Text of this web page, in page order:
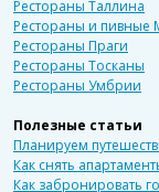
Рестораны Таллина
Рестораны и пивные
Рестораны Праги
Рестораны Тосканы
Рестораны Умбрии
Полезные статьи
Планируем
Как снять
Как забронировать